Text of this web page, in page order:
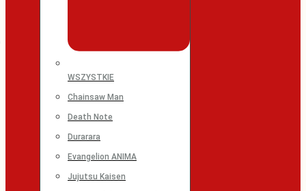
WSZYSTKIE
Chainsaw Man
Death Note
Durarara
Evangelion ANIMA
Jujutsu Kaisen